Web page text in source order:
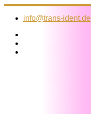
Zum
Inhalt
info@trans-ident.de